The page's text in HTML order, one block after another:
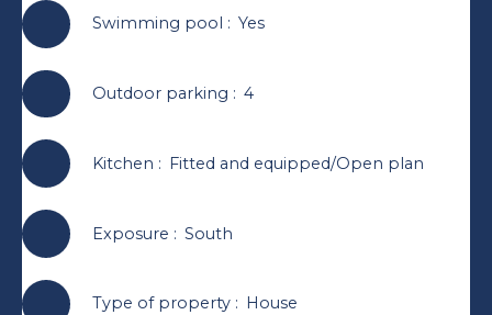
Swimming pool : Yes
Outdoor parking : 4
Kitchen : Fitted and equipped/Open plan
Exposure : South
Type of property: House